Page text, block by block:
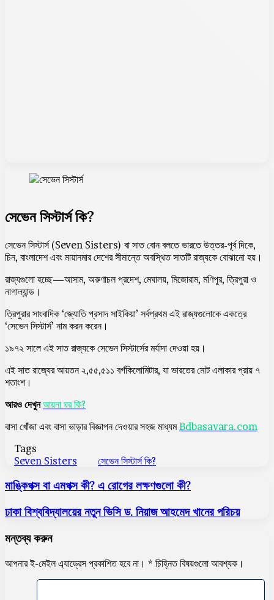
সেভেন সিস্টার্স কি?
সেভেন সিস্টার্স (Seven Sisters) বা সাত বোন বলতে ভারতে উত্তর-পূর্ব দিকে,
চিন, বাংলাদেশ এবং মায়ানমার দেশের সীমান্তে অবস্থিত সাতটি রাজ্যকে বোঝানো হয়।
রাজ্যগুলো হচ্ছে—আসাম, অরুণাচল প্রদেশ, মেঘালয়, মিজোরাম, মণিপুর, ত্রিপুরা ও
নাগাল্যান্ড।
ত্রিপুরার সাংবাদিক ‘জ্যোতি প্রসাদ সাইকিয়া’ সর্বপ্রথম এই রাজ্যগুলোকে একত্রে
‘সেভেন সিস্টার্স’ নাম করন করেন।
১৯৭২ সালে এই সাত রাজ্যকে সেভেন সিস্টার্সের মর্যাদা দেওয়া হয়।
এই সাত রাজ্যের আয়তন ২,৫৫,৫১১ বর্গকিলোমিটার, যা ভারতের মোট এলাকার প্রায় ৭
শতাংশ।
আরও দেখুন আয়না ঘর কি?
বাসা খোঁজা এবং বাসা ভাড়ার বিজ্ঞাপন দেওয়ার সহজ মাধ্যমBdbasavara.com
Tags
Seven Sisters
সেভেন সিস্টার্স কি?
মাঙ্কিপক্স বা এমপক্স কী? এ রোগের লক্ষণগুলো কী?
ঢাকা বিশ্ববিদ্যালয়ের নতুন ভিসি ড. নিয়াজ আহমেদ খানের পরিচয়
মন্তব্য করুন
আপনার ই-মেইল এ্যাড্রেস প্রকাশিত হবে না। * চিহ্নিত বিষয়গুলো আবশ্যক।